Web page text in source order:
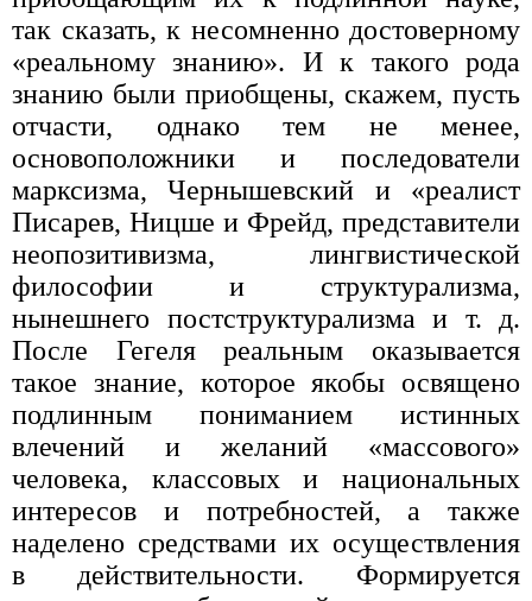
так сказать, к несомненно достоверному
«реальному знанию». И к такого рода
знанию были приобщены, скажем, пусть
отчасти, однако тем не менее,
основоположники и последователи
марксизма, Чернышевский и «реалист
Писарев, Ницше и Фрейд, представители
неопозитивизма, лингвистической
философии и структурализма,
нынешнего постструктурализма и т. д.
После Гегеля реальным оказывается
такое знание, которое якобы освящено
подлинным пониманием истинных
влечений и желаний «массового»
человека, классовых и национальных
интересов и потребностей, а также
наделено средствами их осуществления
в действительности. Формируется